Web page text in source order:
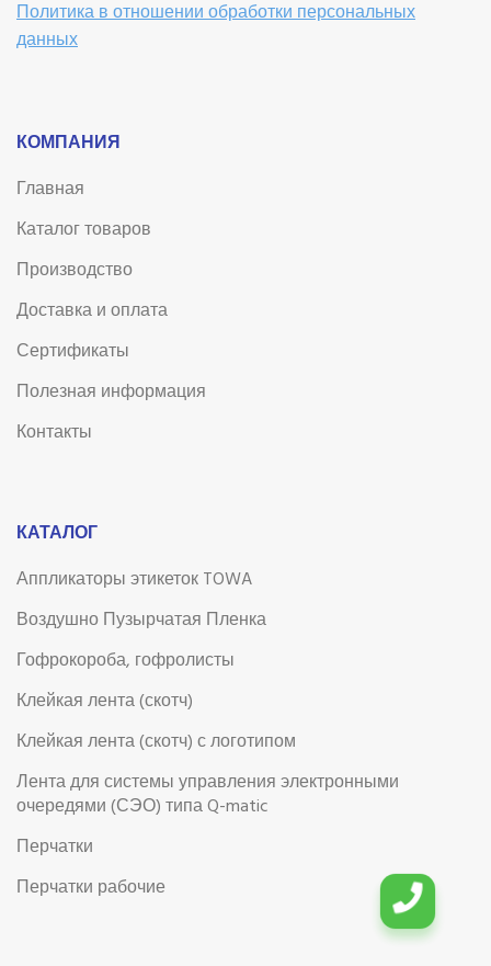
Политика в отношении обработки персональных
данных
КОМПАНИЯ
Главная
Каталог товаров
Производство
Доставка и оплата
Сертификаты
Полезная информация
Контакты
КАТАЛОГ
Аппликаторы этикеток TOWA
Воздушно Пузырчатая Пленка
Гофрокороба, гофролисты
Клейкая лента (скотч)
Клейкая лента (скотч) с логотипом
Лента для системы управления электронными
очередями (СЭО) типа Q-matic
Перчатки
Перчатки рабочие